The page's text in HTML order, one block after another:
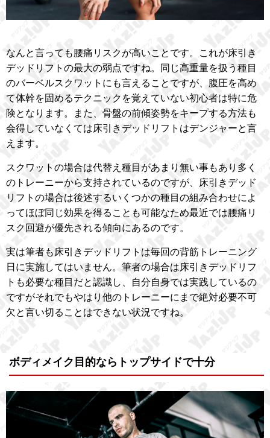
なんと言っても腰痛リスクが高いことです。これが床引き
デッドリフトの最大の弱点ですね。同じ高重量を扱う種目
のバーベルスクワットにも言えることですが、腹圧を高め
て体幹を固めるテクニックを覚えていない初心者は特に危
険となります。また、骨盤の前傾姿勢をキープする方法も
会得していなくては床引きデッドリフトはデンジャーと言
えます。
スクワットの場合は代替え種目があまり無い事もあり多く
のトレーニーから支持されているのですが、床引きデッド
リフトの場合は後述するいくつかの種目の組み合わせによ
ってほぼ同じ効果を得ることも可能なため最近では腰痛リ
スク回避が優先される傾向にあるのです。
実は筆者も床引きデッドリフトは毎回の背筋トレーニング
日に実施してはいません。筆者の場合は床引きデッドリフ
トも必要な種目だと認識し、自分自身では実践しているの
ですがそれでもやはり他のトレーニーにまで絶対必要不可
欠と言い切ることはできない状況ですね。
ボディメイク目的ならトップサイドで十分